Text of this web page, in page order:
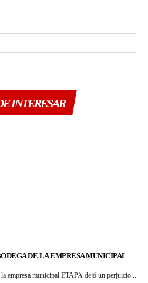
INTERESAR
DE LA EMPRESA MUNICIPAL
empresa municipal ETAPA dejó un perjuicio...